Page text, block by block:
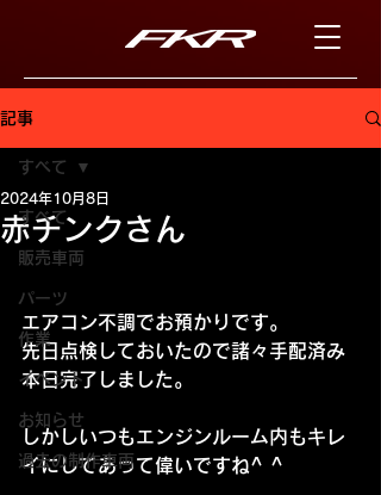
記事
すべて
販売車両
パーツ
作業
イベント
お知らせ
過去の制作車両
すべて
赤チンクさん
2024年10月8日
エアコン不調でお預かりです。
先日点検しておいたので諸々手配済み
本日完了しました。
しかしいつもエンジンルーム内もキレ
イにしてあって偉いですね^ ^